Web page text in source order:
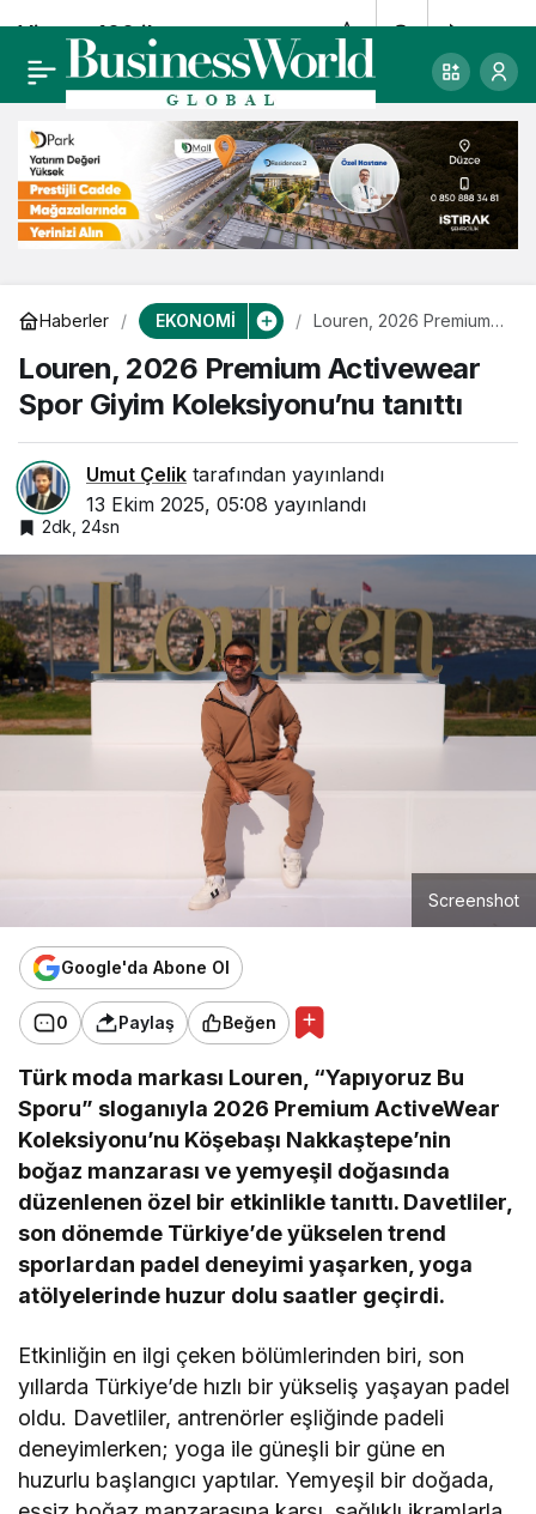
Haberler EKONOMİ
Louren, 2026 Premium
Koleksiyonu’nu tanıttı
Louren, 2026 Premium Activewear
Spor Giyim Koleksiyonu’nu tanıttı
Umut Çelik tarafından yayınlandı
13 Ekim 2025, 05:08 yayınlandı
2dk, 24sn
Screenshot
Google'da Abone Ol
0 Paylaş Beğen
Türk moda markası Louren, “Yapıyoruz Bu
Sporu” sloganıyla 2026 Premium ActiveWear
Koleksiyonu’nu Köşebaşı Nakkaştepe’nin
boğaz manzarası ve yemyeşil doğasında
düzenlenen özel bir etkinlikle tanıttı. Davetliler,
son dönemde Türkiye’de yükselen trend
sporlardan padel deneyimi yaşarken, yoga
atölyelerinde huzur dolu saatler geçirdi.
Etkinliğin en ilgi çeken bölümlerinden biri, son
yıllarda Türkiye’de hızlı bir yükseliş yaşayan padel
oldu. Davetliler, antrenörler eşliğinde padeli
deneyimlerken; yoga ile güneşli bir güne en
huzurlu başlangıcı yaptılar. Yemyeşil bir doğada,
Vizyon 100 ile
geleceğin ticaret
ekosistemi kuruluyor
0 Paylaş